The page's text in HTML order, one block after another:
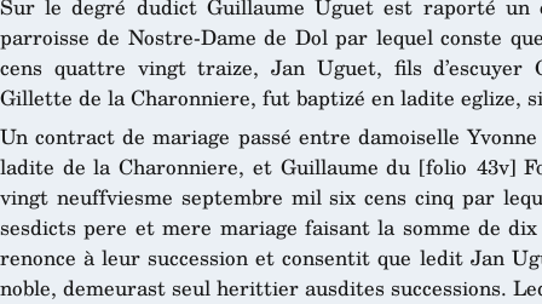
Sur le degré dudict Guillaume Uguet est raporté
parroisse de Nostre-Dame de Dol par lequel conste
cens quattre vingt traize, Jan Uguet, fils d’escuyer
Gillette de la Charonniere, fut baptizé en ladite eglize,
Un contract de mariage passé entre damoiselle
ladite de la Charonniere, et Guillaume du [folio 43v]
vingt neuffviesme septembre mil six cens cinq par
sesdicts pere et mere mariage faisant la somme de
renonce à leur succession et consentit que ledit Jan
noble, demeurast seul herittier ausdites successions.